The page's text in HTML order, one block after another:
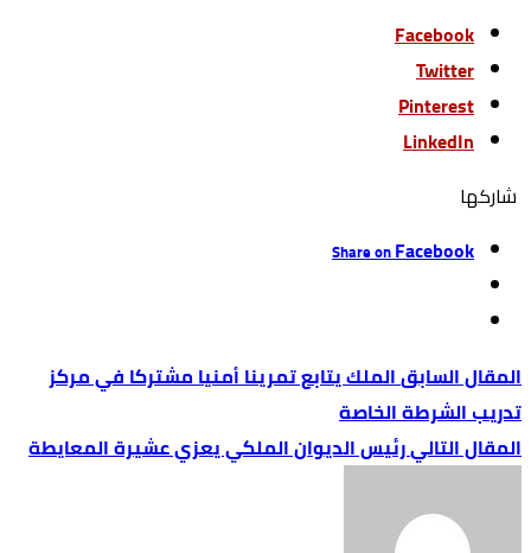
Facebook
Twitter
Pinterest
LinkedIn
‫‫ شاركها‬
Share onFacebook
الملك يتابع تمرينا أمنيا مشتركا في مركز
تدريب الشرطة الخاصة
رئيس الديوان الملكي يعزي عشيرة المعايطة